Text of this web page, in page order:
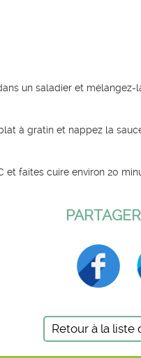
un saladier et mélangez-
à gratin et nappez la
et faites cuire environ 20
Retour à la liste